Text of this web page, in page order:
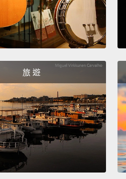
鳥獵物的獵人，它們可
Goldens are a big dog,
pounds. They sport a
good undercoatand a
puppy's coat is almost
when it's an adult.
indication of what
黃金獵犬是一種大型狗
均體重六十五英磅(約
旅 遊